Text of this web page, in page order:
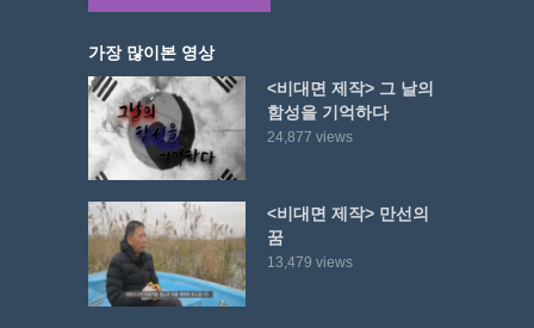
가장 많이본 영상
<비대면 제작> 그 날의
함성을 기억하다
24,877 views
<비대면 제작> 만선의
꿈
13,479 views